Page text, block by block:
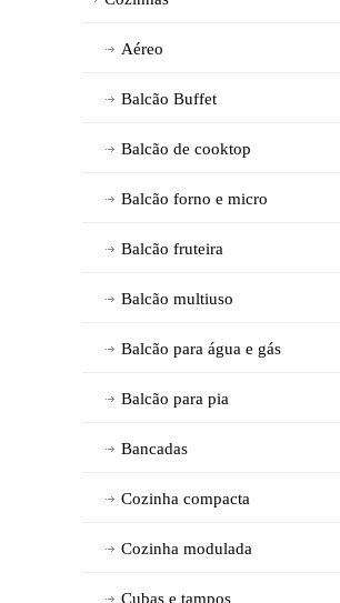
Aéreo
Balcão Buffet
Balcão de cooktop
Balcão forno e micro
Balcão fruteira
Balcão multiuso
Balcão para água e gás
Balcão para pia
Bancadas
Cozinha compacta
Cozinha modulada
Cubas e tampos